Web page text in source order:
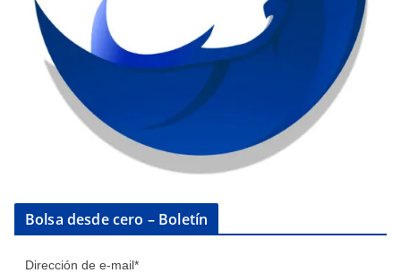
Bolsa desde cero – Boletín
Dirección de e-mail*